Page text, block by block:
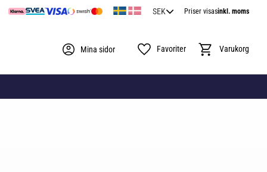
Priser visasinkl. moms
Mina sidor Favoriter Kundvagn